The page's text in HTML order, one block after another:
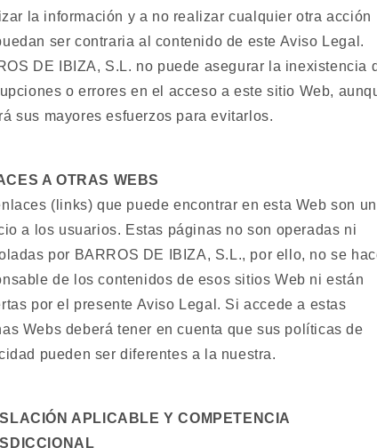
la información y a no realizar cualquier otra acción
ser contraria al contenido de este Aviso Legal.
DE IBIZA, S.L. no puede asegurar la inexistencia
o errores en el acceso a este sitio Web,
sus mayores esfuerzos para evitarlos.
A OTRAS WEBS
(links) que puede encontrar en esta Web son un
a los usuarios. Estas páginas no son operadas ni
por BARROS DE IBIZA, S.L., por ello, no se
de los contenidos de esos sitios Web ni están
por el presente Aviso Legal. Si accede a estas
Webs deberá tener en cuenta que sus políticas de
pueden ser diferentes a la nuestra.
APLICABLE Y COMPETENCIA